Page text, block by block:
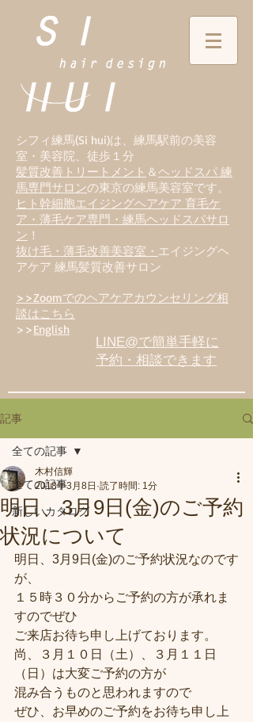
シフィ練馬(Si hui)は、 練馬駅前の美容
室・美容院、徒歩１分
髪質改善トリートメント ＆ヘッドスパ 練
馬専門サロンの東京の練馬美容室です。
ヒト幹細胞エイジングヘアケア 育毛ケ
ア・薄毛ケア専門・練馬ヘッドスパサロ
ン ！
抜け毛・薄毛改善美容室・ エイジングヘ
アケア 練馬髪質改善サロン
>>Zoomでのヘアケアカウンセリング相
談はこちら
>>English
LINE@で簡単手軽に
予約・相談できます
記事
全ての記事
新しいカタログ
全ての記事
明日、3月9日(金)のご予約
状況について
木村信輝
2018年3月8日 読了時間: 1分
明日、3月9日(金)のご予約状況なのです
が、
１５時３０分からご予約の方が承れま
すのでぜひ
ご来店お待ち申し上げております。
尚、３月１０日（土）、３月１１日
（日）は大変ご予約の方が
混み合うものと思われますので
ぜひ、お早めのご予約をお待ち申し上